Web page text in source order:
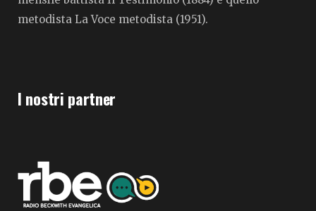
metodista La Voce metodista (1951).
I nostri partner